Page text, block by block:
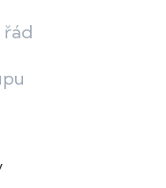
řád